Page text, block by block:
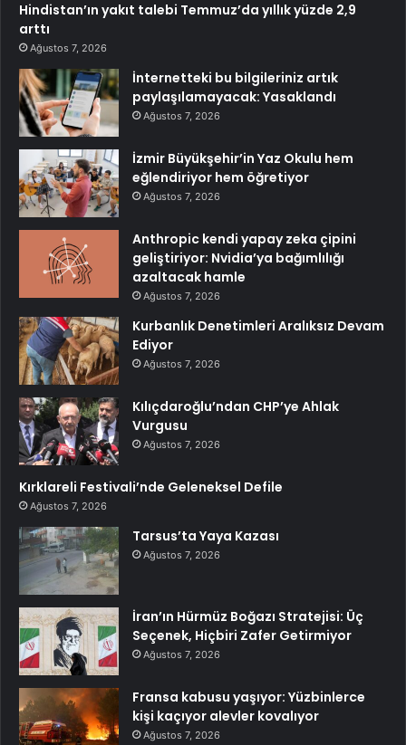
Hindistan’ın yakıt talebi Temmuz’da yıllık yüzde 2,9
arttı
Ağustos 7, 2026
İnternetteki bu bilgileriniz artık
paylaşılamayacak: Yasaklandı
Ağustos 7, 2026
İzmir Büyükşehir’in Yaz Okulu hem
eğlendiriyor hem öğretiyor
Ağustos 7, 2026
Anthropic kendi yapay zeka çipini
geliştiriyor: Nvidia’ya bağımlılığı
azaltacak hamle
Ağustos 7, 2026
Kurbanlık Denetimleri Aralıksız Devam
Ediyor
Ağustos 7, 2026
Kılıçdaroğlu’ndan CHP’ye Ahlak
Vurgusu
Ağustos 7, 2026
Kırklareli Festivali’nde Geleneksel Defile
Ağustos 7, 2026
Tarsus’ta Yaya Kazası
Ağustos 7, 2026
İran’ın Hürmüz Boğazı Stratejisi: Üç
Seçenek, Hiçbiri Zafer Getirmiyor
Ağustos 7, 2026
Fransa kabusu yaşıyor: Yüzbinlerce
kişi kaçıyor alevler kovalıyor
Ağustos 7, 2026